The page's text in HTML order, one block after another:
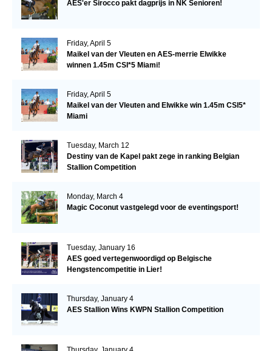
AES'er Sirocco pakt dagprijs in NK Senioren!
Friday, April 5
Maikel van der Vleuten en AES-merrie Elwikke
winnen 1.45m CSI*5 Miami!
Friday, April 5
Maikel van der Vleuten and Elwikke win 1.45m CSI5*
Miami
Tuesday, March 12
Destiny van de Kapel pakt zege in ranking Belgian
Stallion Competition
Monday, March 4
Magic Coconut vastgelegd voor de eventingsport!
Tuesday, January 16
AES goed vertegenwoordigd op Belgische
Hengstencompetitie in Lier!
Thursday, January 4
AES Stallion Wins KWPN Stallion Competition